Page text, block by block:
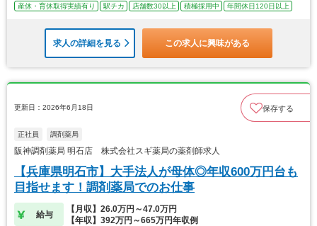
産休・育休取得実績有り
駅チカ 店舗数30以上 積極採用中 年間休日120日以上
求人の詳細を見る この求人に興味がある
更新日：2026年6月18日 保存する
正社員 調剤薬局
阪神調剤薬局 明石店 株式会社スギ薬局の薬剤師求人
【兵庫県明石市】大手法人が母体◎年収600万円台も
目指せます！調剤薬局でのお仕事
給与
【月収】26.0万円～47.0万円
【年収】392万円～665万円年収例